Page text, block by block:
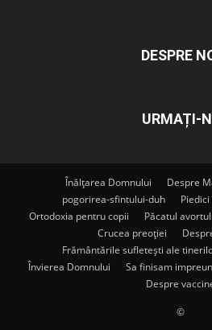
DESPRE
URMAȚI-
Înălțarea Domnului
Despre
pogorirea-sfintului-duh
Ortodoxia pentru copii
Păcatul
Crucea preoției
Frământările sufletești ale
Învierea Domnului
Sa finisam
Despre
©